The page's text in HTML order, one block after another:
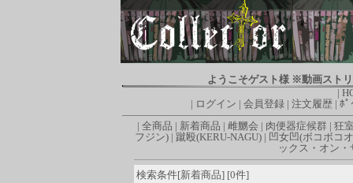
ようこそゲスト様 ※動画スト
|
| ログイン | 会員登録| 注文履歴| ﾎﾟ
| 全商品 | 新着商品 | 雌嬲会 | 肉便器症候群 | 狂
フジン)| 蹴殴(KERU-NAGU)| 凹女凹(ボコボコ
ックス・オン
検索条件[新着商品] [0件]